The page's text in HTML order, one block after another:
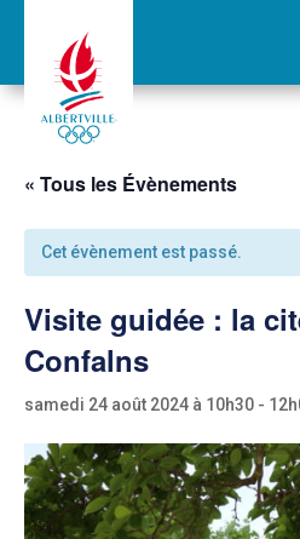
« Tous les Évènements
Cet évènement est passé.
Visite guidée : la
Confalns
samedi 24 août 2024 à 10h30 -